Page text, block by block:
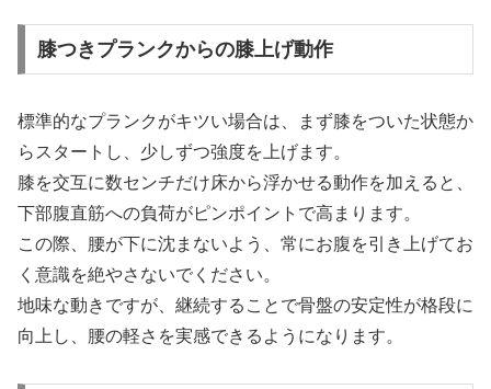
膝つきプランクからの膝上げ動作
標準的なプランクがキツい場合は、まず膝をついた状態か
らスタートし、少しずつ強度を上げます。
膝を交互に数センチだけ床から浮かせる動作を加えると、
下部腹直筋への負荷がピンポイントで高まります。
この際、腰が下に沈まないよう、常にお腹を引き上げてお
く意識を絶やさないでください。
地味な動きですが、継続することで骨盤の安定性が格段に
向上し、腰の軽さを実感できるようになります。